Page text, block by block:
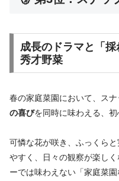
成長のドラマと「
秀才野菜
春の家庭菜園において、ス
の喜びを同時に味わえる、初
可憐な花が咲き、ふっくら
やすく、日々の観察が楽し
ーでは味わえない「家庭菜